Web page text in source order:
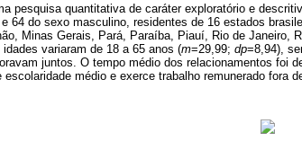
pesquisa quantitativa de caráter exploratório e
64 do sexo masculino, residentes de 16 estados
Minas Gerais, Pará, Paraíba, Piauí, Rio de Janeiro,
variaram de 18 a 65 anos (m=29,99; dp=8,94),
juntos. O tempo médio dos relacionamentos foi
médio e exerce trabalho remunerado fora